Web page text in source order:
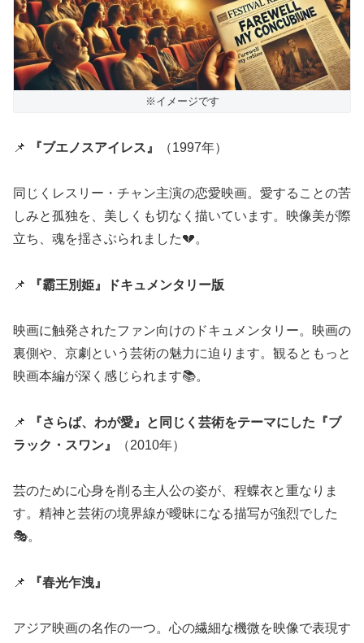
※イメージです
📌 『ブエノスアイレス』 （1997年）
同じくレスリー・チャン主演の恋愛映画。愛することの苦
しみと孤独を、美しくも切なく描いています。映像美が際
立ち、魂を揺さぶられました💔。
📌 『霸王別姫』ドキュメンタリー版
映画に触発されたファン向けのドキュメンタリー。映画の
裏側や、京劇という芸術の魅力に迫ります。観るともっと
映画本編が深く感じられます📚。
📌
『さらば、わが愛』と同じく芸術をテーマにした『ブ
ラック・スワン』
（2010年）
芸のために心身を削る主人公の姿が、程蝶衣と重なりま
す。精神と芸術の境界線が曖昧になる描写が強烈でした
🎭。
📌 『春光乍洩』
アジア映画の名作の一つ。心の繊細な機微を映像で表現す